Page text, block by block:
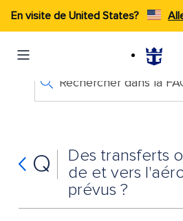
En visite de United States?
Rechercher dans la
Q
Des transferts
de et vers
prévus ?